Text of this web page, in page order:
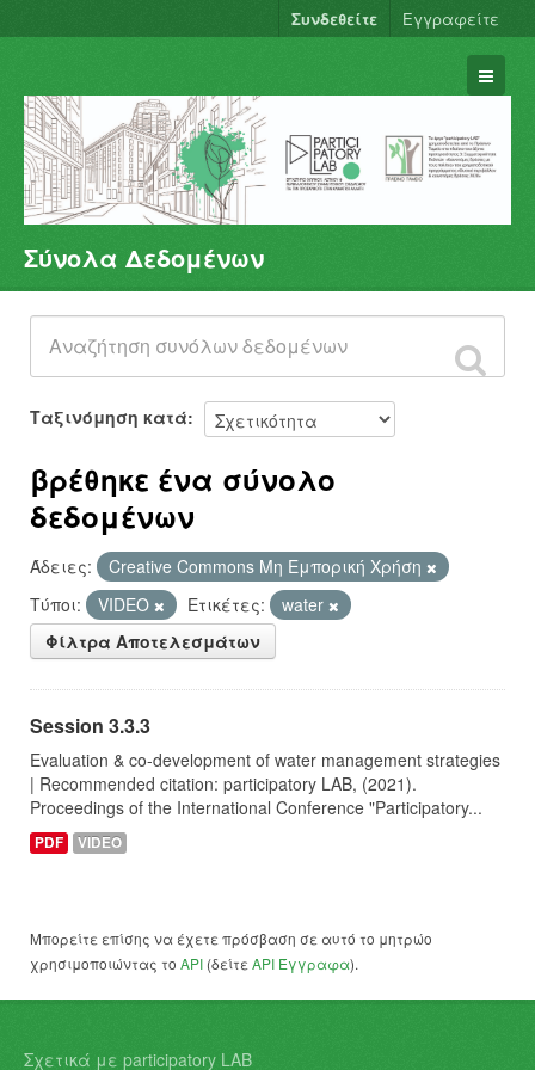
Συνδεθείτε Εγγραφείτε
Σύνολα Δεδομένων
Φορείς
Ομάδες
Σχετικά
Σύνολα Δεδομένων
Ταξινόμηση κατά
βρέθηκε ένα σύνολο
δεδομένων
Άδειες:
Creative Commons Μη Εμπορική Χρήση
Τύποι:
VIDEO Ετικέτες:
water
Φίλτρα Αποτελεσμάτων
Session 3.3.3
Evaluation & co-development of water management strategies
| Recommended citation: participatory LAB, (2021).
Proceedings of the International Conference "Participatory...
PDF VIDEO
Μπορείτε επίσης να έχετε πρόσβαση σε αυτό το μητρώο
χρησιμοποιώντας το API (δείτε API Έγγραφα).
Σχετικά με participatory LAB